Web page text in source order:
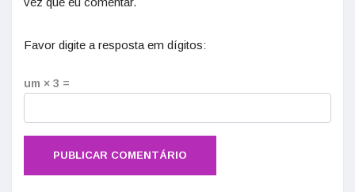
Favor digite a resposta em dígitos:
um × 3 =